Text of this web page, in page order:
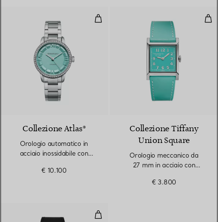
Orologio automatico in acciaio
Collezione Atlas®
Orologio automatico in
acciaio inossidabile con
€ 10.100
Collezione Tiffany
Union Square
Orologio meccanico da
27 mm in acciaio con
€ 3.800
Orologio meccanico da 30 mm